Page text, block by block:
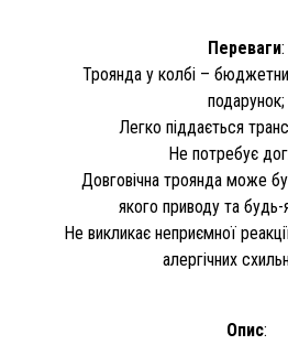
Переваги:
Троянда у колбі –
подарунок;
Легко піддається
Не потребує
Довговічна троянда може
якого приводу та
Не викликає неприємної
алергічних
Опис: